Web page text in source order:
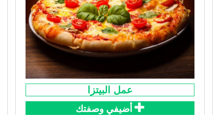
عمل البيتزا
أضيفي وصفتك